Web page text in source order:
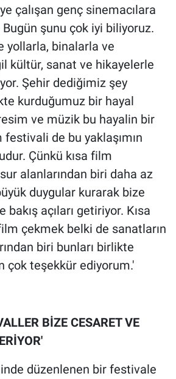
çalışan genç sinemacılara
şunu çok iyi biliyoruz.
yollarla, binalarla ve
kültür, sanat ve hikayelerle
Şehir dediğimiz şey
kurduğumuz bir hayal
ve müzik bu hayalin bir
festivali de bu yaklaşımın
Çünkü kısa film
alanlarından biri daha az
duygular kurarak bize
açıları getiriyor. Kısa
çekmek belki de sanatların
biri bunları birlikte
çok teşekkür ediyorum.'
BİZE CESARET VE
düzenlenen bir festivale